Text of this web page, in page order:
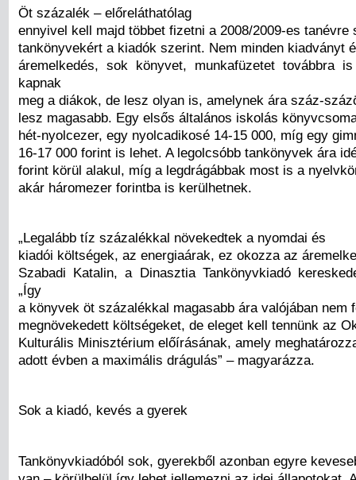
Öt százalék – előreláthatólag
ennyivel kell majd többet fizetni a 2008/2009-es tanévre
tankönyvekért a kiadók szerint. Nem minden kiadványt
áremelkedés, sok könyvet, munkafüzetet továbbra
kapnak
meg a diákok, de lesz olyan is, amelynek ára száz-
lesz magasabb. Egy elsős általános iskolás
hét-nyolcezer, egy nyolcadikosé 14-15 000, míg egy
16-17 000 forint is lehet. A legolcsóbb tankönyvek ára
forint körül alakul, míg a legdrágábbak most is a
akár háromezer forintba is kerülhetnek.
„Legalább tíz százalékkal növekedtek a nyomdai és
kiadói költségek, az energiaárak, ez okozza az
Szabadi Katalin, a Dinasztia Tankönyvkiadó
„Így
a könyvek öt százalékkal magasabb ára valójában nem
megnövekedett költségeket, de eleget kell tennünk az
Kulturális Minisztérium előírásának, amely
adott évben a maximális drágulás” – magyarázza.
Sok a kiadó, kevés a gyerek
Tankönyvkiadóból sok, gyerekből azonban egyre